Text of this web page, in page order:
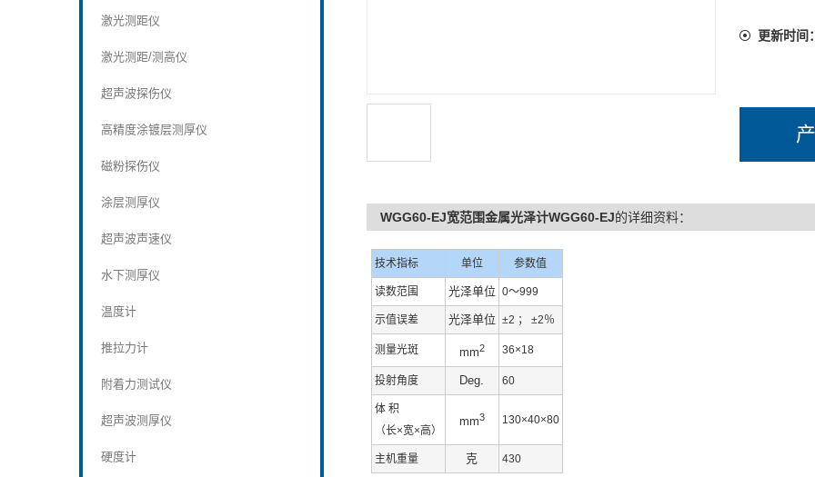
激光测距仪
激光测距/测高仪
超声波探伤仪
高精度涂镀层测厚仪
磁粉探伤仪
涂层测厚仪
超声波声速仪
水下测厚仪
温度计
推拉力计
附着力测试仪
超声波测厚仪
硬度计
更新时间：
WGG60-EJ宽范围金属光泽计WGG60-EJ的详细资料：
技术指标 单位 参数值
读数范围 光泽单位 0～999
示值误差 光泽单位 ±2 ； ±2％
测量光斑 mm2 36×18
投射角度 Deg. 60
体 积
（长×宽×高）
mm3 130×40×80
主机重量 克 430